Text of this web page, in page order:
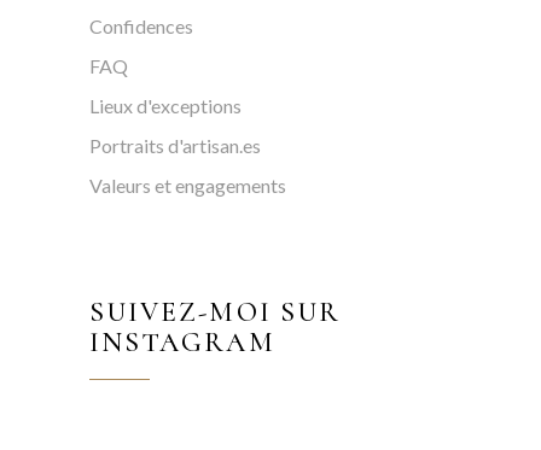
Confidences
FAQ
Lieux d'exceptions
Portraits d'artisan.es
Valeurs et engagements
SUIVEZ-MOI SUR
INSTAGRAM